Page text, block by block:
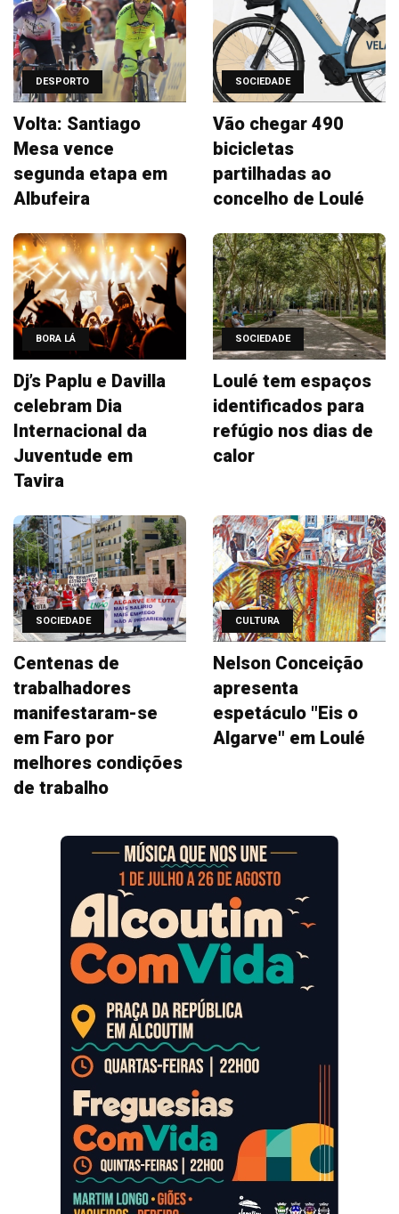
DESPORTO
Volta: Santiago
Mesa vence
segunda etapa em
Albufeira
SOCIEDADE
Vão chegar 490
bicicletas
partilhadas ao
concelho de Loulé
BORA LÁ
Dj’s Paplu e Davilla
celebram Dia
Internacional da
Juventude em
Tavira
SOCIEDADE
Loulé tem espaços
identificados para
refúgio nos dias de
calor
SOCIEDADE
Centenas de
trabalhadores
manifestaram-se
em Faro por
melhores condições
de trabalho
CULTURA
Nelson Conceição
apresenta
espetáculo "Eis o
Algarve" em Loulé